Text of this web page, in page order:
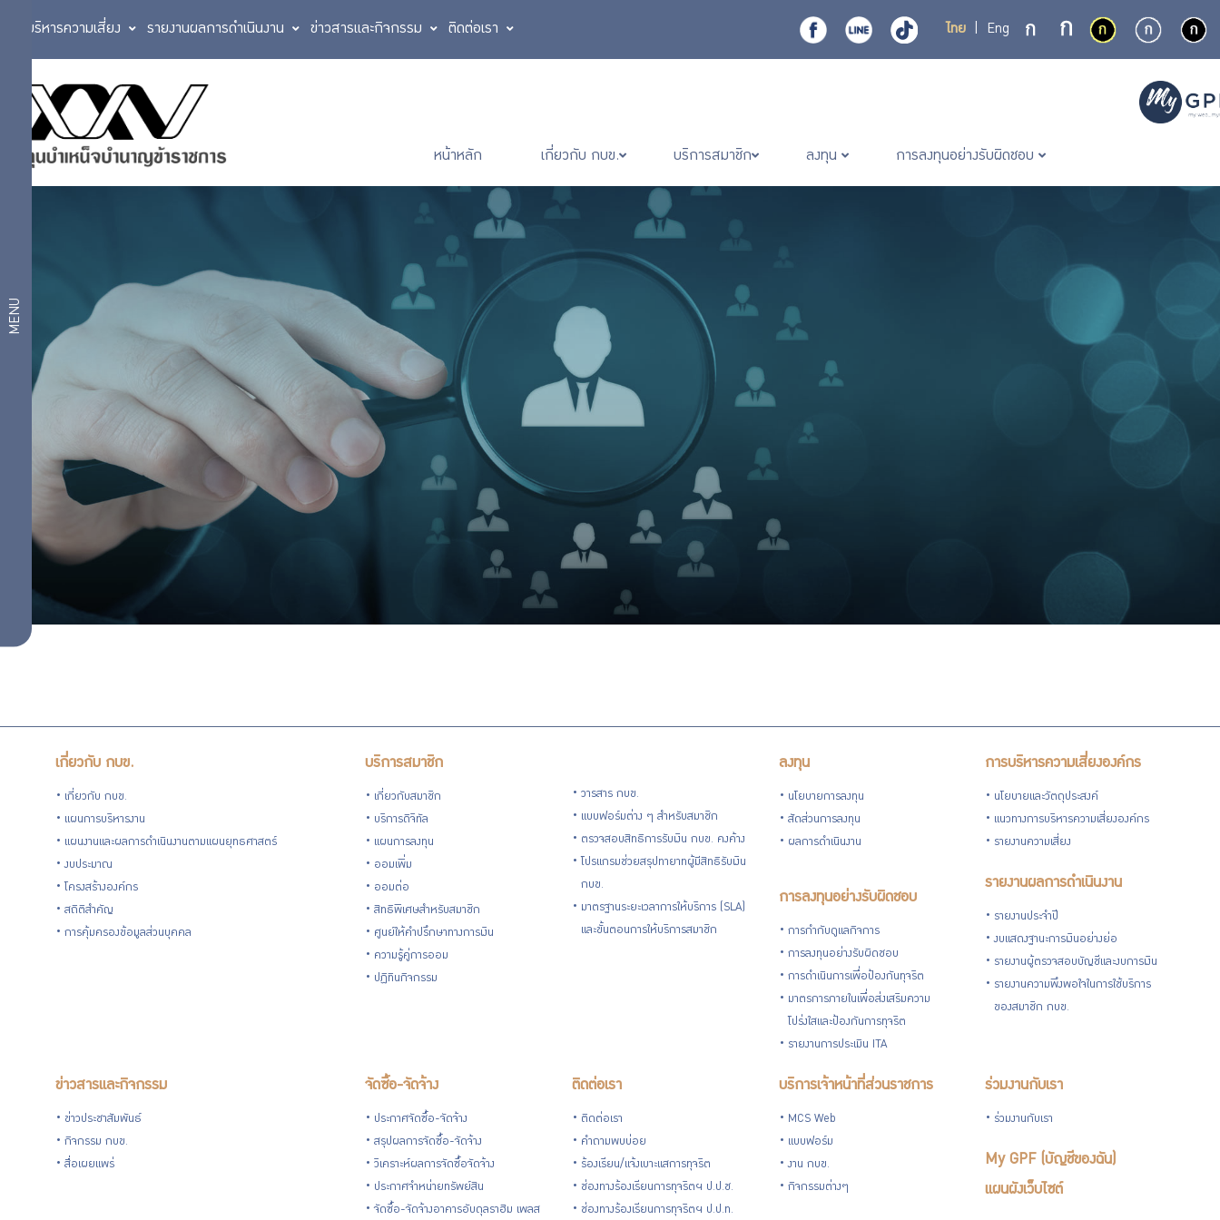
ไทย Eng
การบริหารความเสี่ยง รายงานผลการดำเนินงาน ข่าวสารและกิจกรรม ติดต่อเรา
หน้าหลัก เกี่ยวกับ กบข. บริการสมาชิก ลงทุน การลงทุนอย่างรับผิดชอบ
MENU
เกี่ยว
กับ
โครงสร้าง
สถิติ
ตราสัญลักษณ์
วิสัยทัศน์
แผนการบริหาร
งบ
เกี่ยวข้อง
บริหารจัดการ
การคุ้มครอง
ข้อมูลส่วน
บุคคล
เกี่ยวกับ กบข.
เกี่ยวกับ กบข.
แผนการบริหารงาน
แผนงานและผลการดำเนินงานตามแผนยุทธศาสตร์
งบประมาณ
โครงสร้างองค์กร
สถิติสำคัญ
การคุ้มครองข้อมูลส่วนบุคคล
บริการสมาชิก
เกี่ยวกับสมาชิก
บริการดิจิทัล
แผนการลงทุน
ออมเพิ่ม
ออมต่อ
สิทธิพิเศษสำหรับสมาชิก
ศูนย์ให้คำปรึกษาทางการเงิน
ความรู้คู่การออม
ปฏิทินกิจกรรม
วารสาร กบข.
แบบฟอร์มต่าง ๆ สำหรับสมาชิก
ตรวจสอบสิทธิการรับเงิน กบข. คงค้าง
โปรแกรมช่วยสรุปทายาทผู้มีสิทธิรับเงิน
กบข.
มาตรฐานระยะเวลาการให้บริการ (SLA)
และขั้นตอนการให้บริการสมาชิก
ลงทุน
นโยบายการลงทุน
สัดส่วนการลงทุน
ผลการดำเนินงาน
การลงทุนอย่างรับผิดชอบ
การกำกับดูแลกิจการ
การลงทุนอย่างรับผิดชอบ
การดำเนินการเพื่อป้องกันทุจริต
มาตรการภายในเพื่อส่งเสริมความ
โปร่งใสและป้องกันการทุจริต
รายงานการประเมิน ITA
การบริหารความเสี่ยงองค์กร
นโยบายและวัตถุประสงค์
แนวทางการบริหารความเสี่ยงองค์กร
รายงานความเสี่ยง
รายงานผลการดำเนินงาน
รายงานประจำปี
งบแสดงฐานะการเงินอย่างย่อ
รายงานผู้ตรวจสอบบัญชีและงบการเงิน
รายงานความพึงพอใจในการใช้บริการ
ของสมาชิก กบข.
ข่าวสารและกิจกรรม
ข่าวประชาสัมพันธ์
กิจกรรม กบข.
สื่อเผยแพร่
จัดซื้อ-จัดจ้าง
ประกาศจัดซื้อ-จัดจ้าง
สรุปผลการจัดซื้อ-จัดจ้าง
วิเคราะห์ผลการจัดซื้อจัดจ้าง
ประกาศจำหน่ายทรัพย์สิน
จัดซื้อ-จัดจ้างอาคารอับดุลราฮิม เพลส
ติดต่อเรา
ติดต่อเรา
คำถามพบบ่อย
ร้องเรียน/แจ้งเบาะแสการทุจริต
ช่องทางร้องเรียนการทุจริตฯ ป.ป.ช.
ช่องทางร้องเรียนการทุจริตฯ ป.ป.ท.
บริการเจ้าหน้าที่ส่วนราชการ
MCS Web
แบบฟอร์ม
งาน กบข.
กิจกรรมต่างๆ
ร่วมงานกับเรา
ร่วมงานกับเรา
My GPF (บัญชีของฉัน)
แผนผังเว็บไซต์